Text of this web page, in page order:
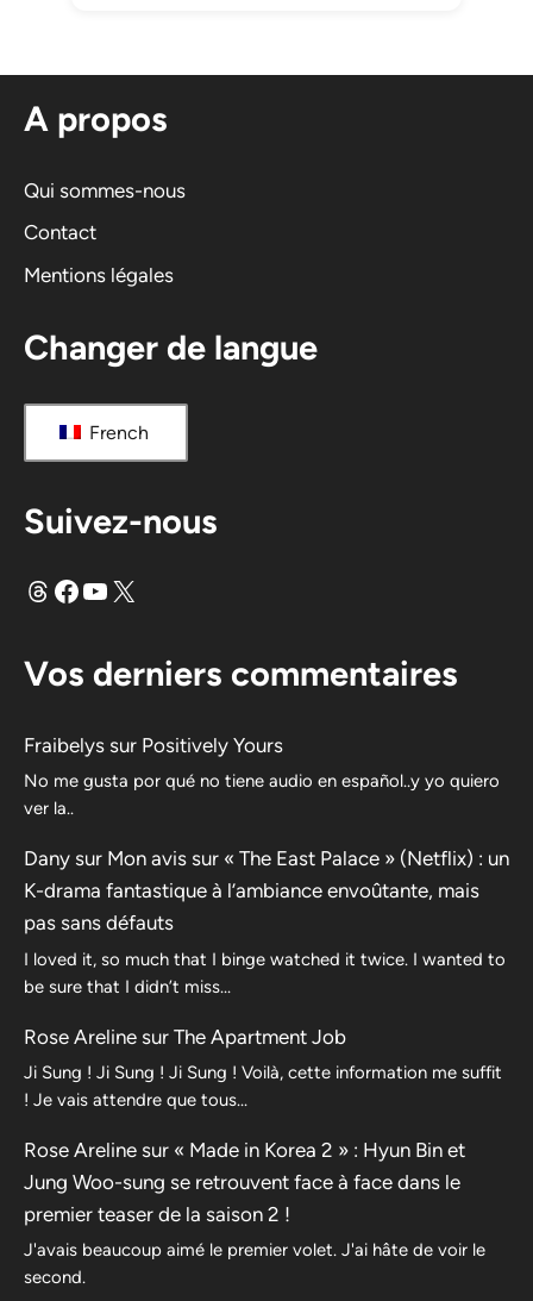
A propos
Qui sommes-nous
Contact
Mentions légales
Changer de langue
French
Suivez-nous
FilsFacebook
YouTube
X
Vos derniers commentaires
Fraibelys sur Positively Yours
No me gusta por qué no tiene audio en español..y yo quiero
ver la..
Dany sur Mon avis sur « The East Palace » (Netflix) : un
K-drama fantastique à l’ambiance envoûtante, mais
pas sans défauts
I loved it, so much that I binge watched it twice. I wanted to
be sure that I didn’t miss…
Rose Areline sur The Apartment Job
Ji Sung ! Ji Sung ! Ji Sung ! Voilà, cette information me suffit
! Je vais attendre que tous…
Rose Areline sur « Made in Korea 2 » : Hyun Bin et
Jung Woo-sung se retrouvent face à face dans le
premier teaser de la saison 2 !
J'avais beaucoup aimé le premier volet. J'ai hâte de voir le
second.